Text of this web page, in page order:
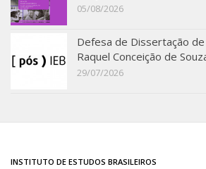
05/08/2026
Defesa de Dissertação
Raquel Conceição de
29/07/2026
INSTITUTO DE ESTUDOS BRASILEIROS